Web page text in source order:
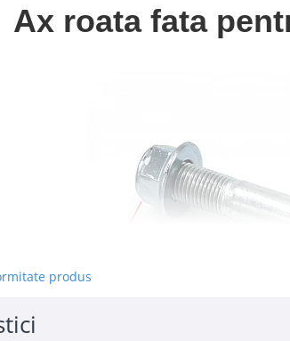
Ax roata fata
produs